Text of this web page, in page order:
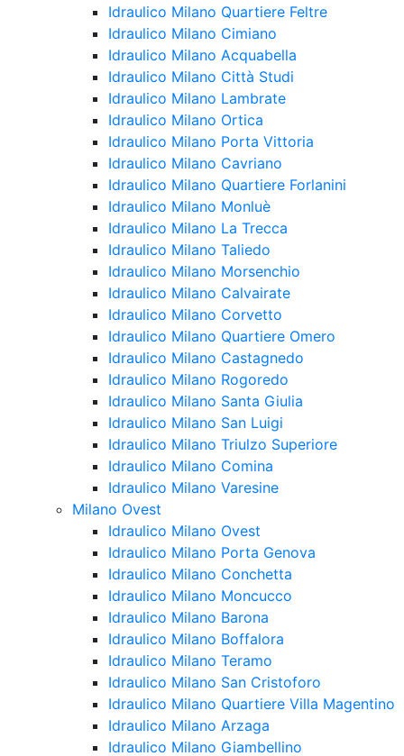
Idraulico Milano Quartiere Feltre
Idraulico Milano Cimiano
Idraulico Milano Acquabella
Idraulico Milano Città Studi
Idraulico Milano Lambrate
Idraulico Milano Ortica
Idraulico Milano Porta Vittoria
Idraulico Milano Cavriano
Idraulico Milano Quartiere Forlanini
Idraulico Milano Monluè
Idraulico Milano La Trecca
Idraulico Milano Taliedo
Idraulico Milano Morsenchio
Idraulico Milano Calvairate
Idraulico Milano Corvetto
Idraulico Milano Quartiere Omero
Idraulico Milano Castagnedo
Idraulico Milano Rogoredo
Idraulico Milano Santa Giulia
Idraulico Milano San Luigi
Idraulico Milano Triulzo Superiore
Idraulico Milano Comina
Idraulico Milano Varesine
Milano Ovest
Idraulico Milano Ovest
Idraulico Milano Porta Genova
Idraulico Milano Conchetta
Idraulico Milano Moncucco
Idraulico Milano Barona
Idraulico Milano Boffalora
Idraulico Milano Teramo
Idraulico Milano San Cristoforo
Idraulico Milano Quartiere Villa Magentino
Idraulico Milano Arzaga
Idraulico Milano Giambellino